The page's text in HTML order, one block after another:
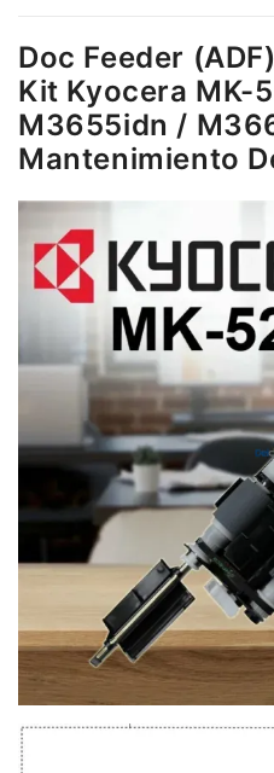
Doc Feeder
Kit Kyocera MK-
M3655idn /
Mantenimiento